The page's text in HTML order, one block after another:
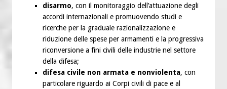
disarmo, con il monitoraggio dell’attuazione degli
accordi internazionali e promuovendo studi e
ricerche per la graduale razionalizzazione e
riduzione delle spese per armamenti e la progressiva
riconversione a fini civili delle industrie nel settore
della difesa;
difesa civile non armata e nonviolenta, con
particolare riguardo ai Corpi civili di pace e al